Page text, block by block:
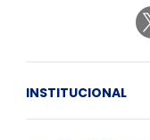
INSTITUCIONAL